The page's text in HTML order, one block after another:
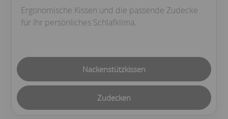
Ergonomische Kissen und die passende Zudecke
für Ihr persönliches Schlafklima.
Nackenstützkissen
Zudecken